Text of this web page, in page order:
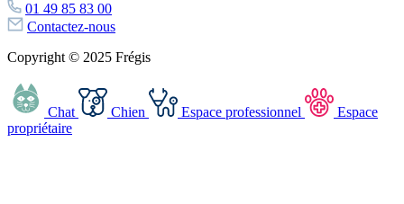
01 49 85 83 00
Contactez-nous
Copyright © 2025 Frégis
Chat Chien Espace professionnel
Espace
propriétaire